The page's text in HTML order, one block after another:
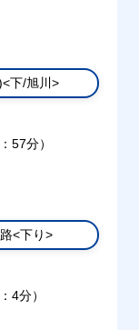
下/旭川>
57分）
<下り>
4分）